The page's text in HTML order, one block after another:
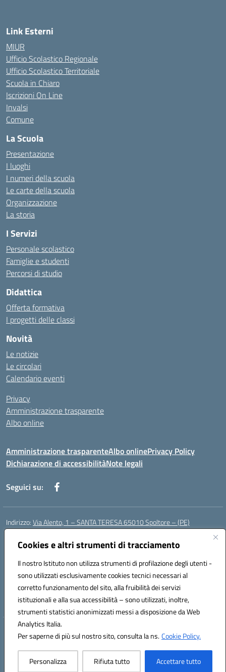
Cookies e altri strumenti di tracciamento
Il nostro Istituto non utilizza strumenti di profilazione degli utenti -
sono utilizzati esclusivamente cookies tecnici necessari al
corretto funzionamento del sito, alla fruibilità dei servizi
istituzionali e alla sua accessibilità – sono utilizzati, inoltre,
strumenti statistici anonimizzati messi a disposizione da Web
Analytics Italia.
Per saperne di più sul nostro sito, consulta la ns.Cookie Policy.
Personalizza Rifiuta tutto Accettare tutto
Link Esterni
MIUR
Ufficio Scolastico Regionale
Ufficio Scolastico Territoriale
Scuola in Chiaro
Iscrizioni On Line
Invalsi
Comune
La Scuola
Presentazione
I luoghi
I numeri della scuola
Le carte della scuola
Organizzazione
La storia
I Servizi
Personale scolastico
Famiglie e studenti
Percorsi di studio
Didattica
Offerta formativa
I progetti delle classi
Novità
Le notizie
Le circolari
Calendario eventi
Privacy
Amministrazione trasparente
Albo online
Amministrazione trasparenteAlbo onlinePrivacy Policy
Dichiarazione di accessibilitàNote legali
Seguici su:
Indirizzo:Via Alento, 1 – SANTA TERESA 65010 Spoltore – (PE)
Centralino:
Posta elettronica certificata (PEC):peee052003@pec.istruzione.it
Codice fiscale: 80006490686
Codice meccanografico:peee052003
Codice Indice delle Pubbliche Amministrazioni (IPA): istsc_peee052003
Codice unico di fatturazione (CUF): UF01MF
Hosting & Powered by 3D Solution S.r.l.
Concept & Design by Designers Italia